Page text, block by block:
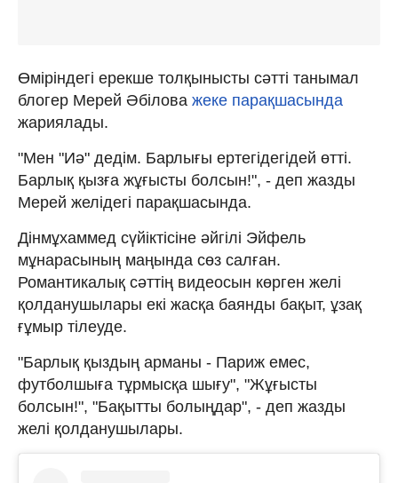
Өміріндегі ерекше толқынысты сәтті танымал
блогер Мерей Әбілова жеке парақшасында
жариялады.
"Мен "Иә" дедім. Барлығы ертегідегідей өтті.
Барлық қызға жұғысты болсын!", - деп жазды
Мерей желідегі парақшасында.
Дінмұхаммед сүйіктісіне әйгілі Эйфель
мұнарасының маңында сөз салған.
Романтикалық сәттің видеосын көрген желі
қолданушылары екі жасқа баянды бақыт, ұзақ
ғұмыр тілеуде.
"Барлық қыздың арманы - Париж емес,
футболшыға тұрмысқа шығу", "Жұғысты
болсын!", "Бақытты болыңдар", - деп жазды
желі қолданушылары.